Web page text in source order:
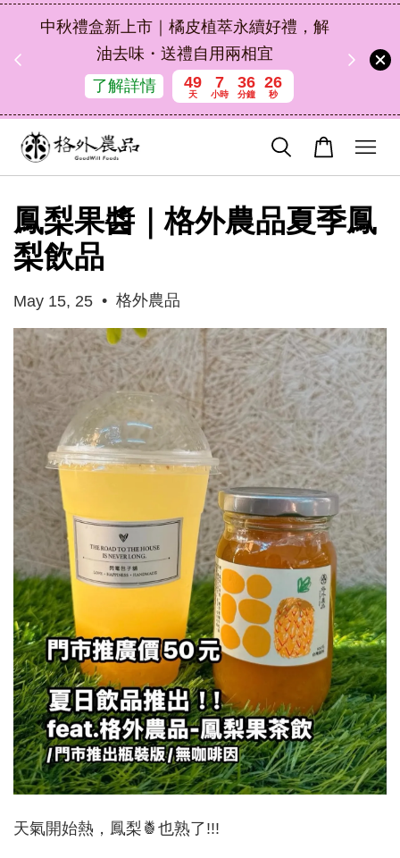
中秋禮盒新上市｜橘皮植萃永續好禮，解
油去味・送禮自用兩相宜
了解詳情
49
天
7
小時
36
分鐘
25
秒
鳳梨果醬｜格外農品夏季鳳
梨飲品
May 15, 25 • 格外農品
天氣開始熱，鳳梨🍍也熟了!!!